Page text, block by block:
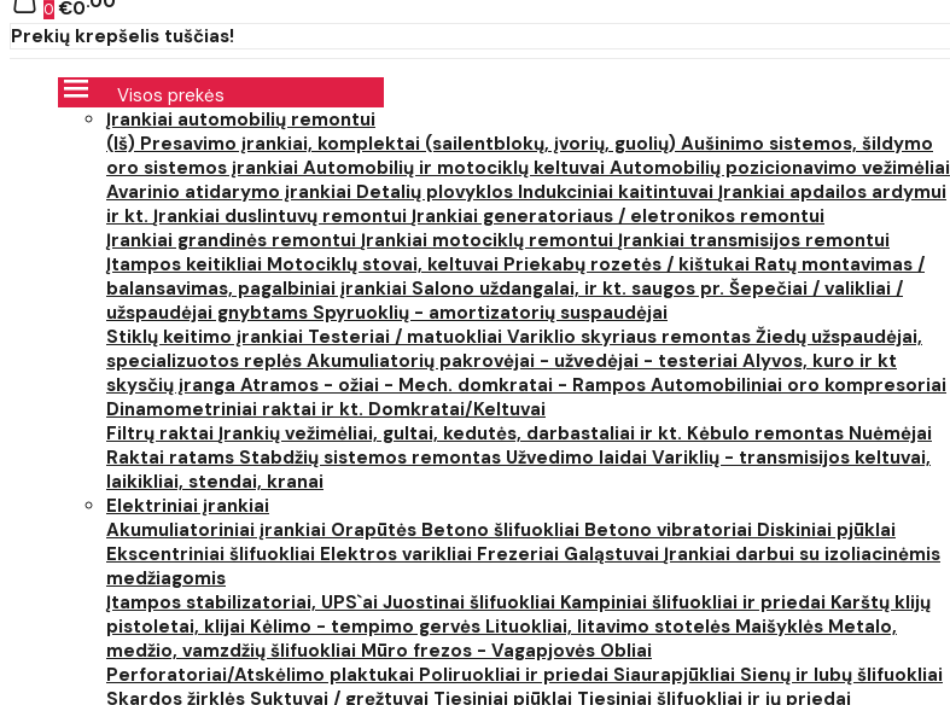
0 €0
Prekių krepšelis tuščias!
Visos prekės
Įrankiai automobilių remontui
(Iš) Presavimo įrankiai, komplektai (sailentblokų, įvorių, guolių) Aušinimo sistemos, šildymo
oro sistemos įrankiai Automobilių ir motociklų keltuvai Automobilių pozicionavimo vežimėliai
Avarinio atidarymo įrankiai Detalių plovyklos Indukciniai kaitintuvai Įrankiai apdailos ardymui
ir kt. Įrankiai duslintuvų remontui Įrankiai generatoriaus / eletronikos remontui
Įrankiai grandinės remontui Įrankiai motociklų remontui Įrankiai transmisijos remontui
Įtampos keitikliai Motociklų stovai, keltuvai Priekabų rozetės / kištukai Ratų montavimas /
balansavimas, pagalbiniai įrankiai Salono uždangalai, ir kt. saugos pr. Šepečiai / valikliai /
užspaudėjai gnybtams Spyruoklių - amortizatorių suspaudėjai
Stiklų keitimo įrankiai Testeriai / matuokliai Variklio skyriaus remontas Žiedų užspaudėjai,
specializuotos replės Akumuliatorių pakrovėjai - užvedėjai - testeriai Alyvos, kuro ir kt
skysčių įranga Atramos - ožiai - Mech. domkratai - Rampos Automobiliniai oro kompresoriai
Dinamometriniai raktai ir kt. Domkratai/Keltuvai
Filtrų raktai Įrankių vežimėliai, gultai, kedutės, darbastaliai ir kt. Kėbulo remontas Nuėmėjai
Raktai ratams Stabdžių sistemos remontas Užvedimo laidai Variklių - transmisijos keltuvai,
laikikliai, stendai, kranai
Elektriniai įrankiai
Akumuliatoriniai įrankiai Orapūtės Betono šlifuokliai Betono vibratoriai Diskiniai pjūklai
Ekscentriniai šlifuokliai Elektros varikliai Frezeriai Galąstuvai Įrankiai darbui su izoliacinėmis
medžiagomis
Įtampos stabilizatoriai, UPS`ai Juostinai šlifuokliai Kampiniai šlifuokliai ir priedai Karštų klijų
pistoletai, klijai Kėlimo - tempimo gervės Lituokliai, litavimo stotelės Maišyklės Metalo,
medžio, vamzdžių šlifuokliai Mūro frezos - Vagapjovės Obliai
Perforatoriai/Atskėlimo plaktukai Poliruokliai ir priedai Siaurapjūkliai Sienų ir lubų šlifuokliai
Skardos žirklės Suktuvai / gręžtuvai Tiesiniai pjūklai Tiesiniai šlifuokliai ir jų priedai